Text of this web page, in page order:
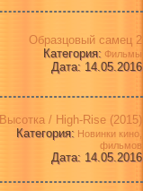
Образцовый самец 2
Категория: Фильмы
Дата: 14.05.2016
Высотка / High-Rise (2015)
Категория: Новинки кино,
фильмов
Дата: 14.05.2016